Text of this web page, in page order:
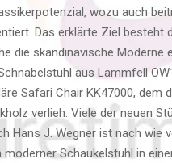
wozu auch
Das erklärte Ziel besteht
die skandinavische
aus Lammfell
Safari Chair KK47000, dem
verlieh. Viele der neuen
Hans J. Wegner ist nach wie
moderner Schaukelstuhl in